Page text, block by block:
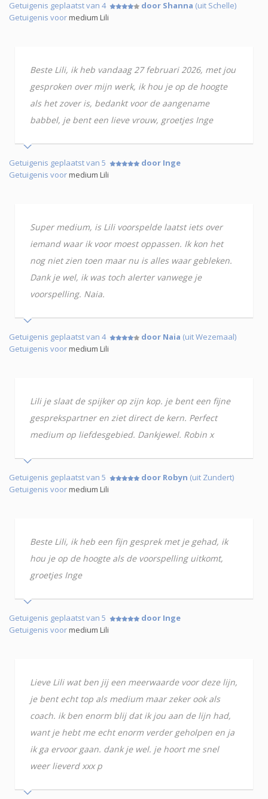
Getuigenis geplaatst van 4 door Shanna (uit Schelle)
Getuigenis voormedium Lili
Beste Lili, ik heb vandaag 27 februari 2026, met jou
gesproken over mijn werk, ik hou je op de hoogte
als het zover is, bedankt voor de aangename
babbel, je bent een lieve vrouw, groetjes Inge
Getuigenis geplaatst van 5
door Inge
Getuigenis voormedium Lili
Super medium, is Lili voorspelde laatst iets over
iemand waar ik voor moest oppassen. Ik kon het
nog niet zien toen maar nu is alles waar gebleken.
Dank je wel, ik was toch alerter vanwege je
voorspelling. Naia.
Getuigenis geplaatst van 4 door Naia (uit Wezemaal)
Getuigenis voormedium Lili
Lili je slaat de spijker op zijn kop. je bent een fijne
gesprekspartner en ziet direct de kern. Perfect
medium op liefdesgebied. Dankjewel. Robin x
Getuigenis geplaatst van 5 door Robyn (uit Zundert)
Getuigenis voormedium Lili
Beste Lili, ik heb een fijn gesprek met je gehad, ik
hou je op de hoogte als de voorspelling uitkomt,
groetjes Inge
Getuigenis geplaatst van 5
door Inge
Getuigenis voormedium Lili
Lieve Lili wat ben jij een meerwaarde voor deze lijn,
je bent echt top als medium maar zeker ook als
coach. ik ben enorm blij dat ik jou aan de lijn had,
want je hebt me echt enorm verder geholpen en ja
ik ga ervoor gaan. dank je wel. je hoort me snel
weer lieverd xxx p